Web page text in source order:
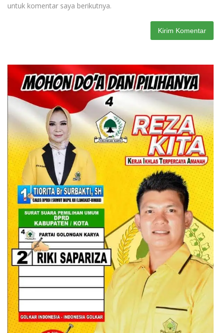
untuk komentar saya berikutnya.